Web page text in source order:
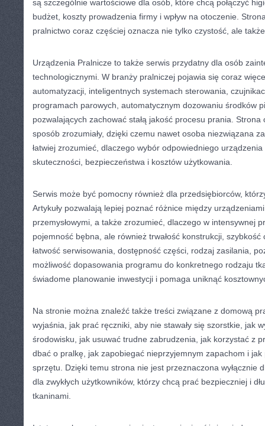
są szczególnie wartościowe dla osób, które chcą połączyć
budżet, koszty prowadzenia firmy i wpływ na otoczenie.
pralnictwo coraz częściej oznacza nie tylko czystość, ale
Urządzenia Pralnicze to także serwis przydatny dla osób
technologicznymi. W branży pralniczej pojawia się coraz
automatyzacji, inteligentnych systemach sterowania,
programach parowych, automatycznym dozowaniu środków
pozwalających zachować stałą jakość procesu prania.
sposób zrozumiały, dzięki czemu nawet osoba niezwiązana
łatwiej zrozumieć, dlaczego wybór odpowiedniego
skuteczności, bezpieczeństwa i kosztów użytkowania.
Serwis może być pomocny również dla przedsiębiorców,
Artykuły pozwalają lepiej poznać różnice między
przemysłowymi, a także zrozumieć, dlaczego w intensywnej
pojemność bębna, ale również trwałość konstrukcji, szybkość
łatwość serwisowania, dostępność części, rodzaj zasilania,
możliwość dopasowania programu do konkretnego rodzaju
świadome planowanie inwestycji i pomaga uniknąć
Na stronie można znaleźć także treści związane z domową
wyjaśnia, jak prać ręczniki, aby nie stawały się szorstkie, jak
środowisku, jak usuwać trudne zabrudzenia, jak korzystać z
dbać o pralkę, jak zapobiegać nieprzyjemnym zapachom i jak
sprzętu. Dzięki temu strona nie jest przeznaczona wyłącznie
dla zwykłych użytkowników, którzy chcą prać bezpieczniej i
tkaninami.